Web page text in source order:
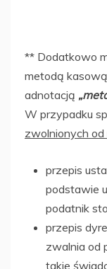
** Dodatkowo
metodą
adnotacją
W przypadku
zwolnionych
przepis
podstawie
podatnik
przepis
zwalnia od
takie